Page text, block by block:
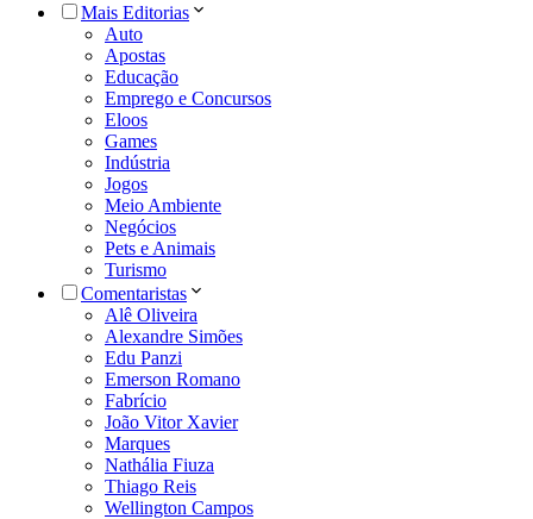
Mais Editorias
Auto
Apostas
Educação
Emprego e Concursos
Eloos
Games
Indústria
Jogos
Meio Ambiente
Negócios
Pets e Animais
Turismo
Comentaristas
Alê Oliveira
Alexandre Simões
Edu Panzi
Emerson Romano
Fabrício
João Vitor Xavier
Marques
Nathália Fiuza
Thiago Reis
Wellington Campos